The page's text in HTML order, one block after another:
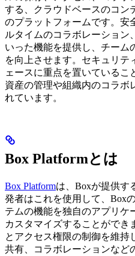
する、クラウドベースのコン
のプラットフォームです。安
ルタイムのコラボレーション
いった機能を提供し、チーム
を向上させます。セキュリテ
ェースに重点を置いているこ
資産の管理や組織内のコラボ
れています。
Box Platformとは
Box Platformは、Boxが提供す
発者はこれを使用して、Box
テムの機能を独自のアプリケ
カスタマイズすることができ
とアクセス権限の制御を維持
共有、コラボレーションなど